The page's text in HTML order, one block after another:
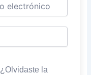
¿Olvidaste la